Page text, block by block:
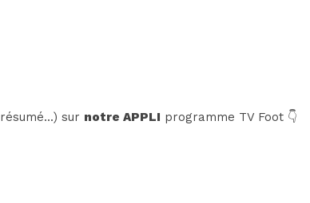
sur notre APPLI programme TV Foot 👇